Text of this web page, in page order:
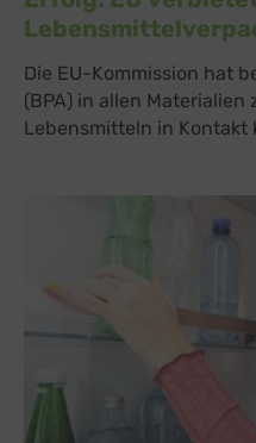
Die EU-Kommission hat
(BPA) in allen
Lebensmitteln in Kontakt